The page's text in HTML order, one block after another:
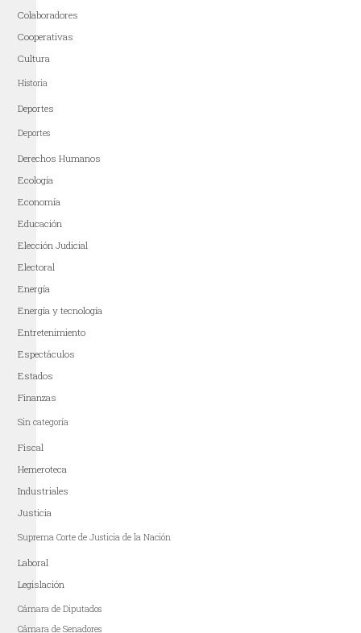
Colaboradores
Cooperativas
Cultura
Historia
Deportes
Deportes
Derechos Humanos
Ecología
Economía
Educación
Elección Judicial
Electoral
Energía
Energía y tecnología
Entretenimiento
Espectáculos
Estados
Finanzas
Sin categoría
Fiscal
Hemeroteca
Industriales
Justicia
Suprema Corte de Justicia de la Nación
Laboral
Legislación
Cámara de Diputados
Cámara de Senadores